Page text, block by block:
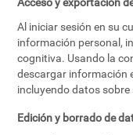
Acceso y exportación
Al iniciar sesión en su
información personal,
cognitiva. Usando la
descargar información
incluyendo datos
Edición y borrado de